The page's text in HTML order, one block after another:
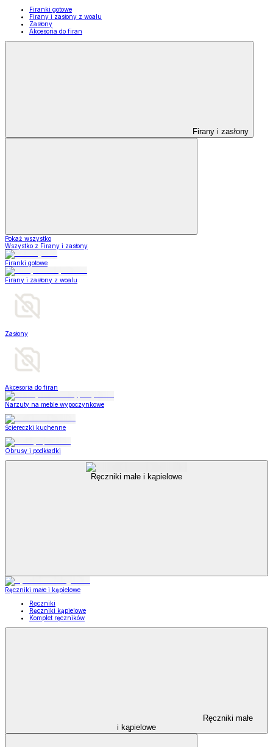
Firanki gotowe
Firany i zasłony z woalu
Zasłony
Akcesoria do firan
Firany i zasłony
Pokaż wszystko
Wszystko z Firany i zasłony
Firanki gotowe
Firany i zasłony z woalu
Zasłony
Akcesoria do firan
Narzuty na meble wypoczynkowe
Ściereczki kuchenne
Obrusy i podkładki
Ręczniki małe i kąpielowe
Ręczniki małe i kąpielowe
Ręczniki
Ręczniki kąpielowe
Komplet ręczników
Ręczniki małe
i kąpielowe